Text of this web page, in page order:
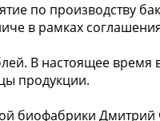
по производству
в рамках
В настоящее время
продукции.
биофабрики Дмитрий